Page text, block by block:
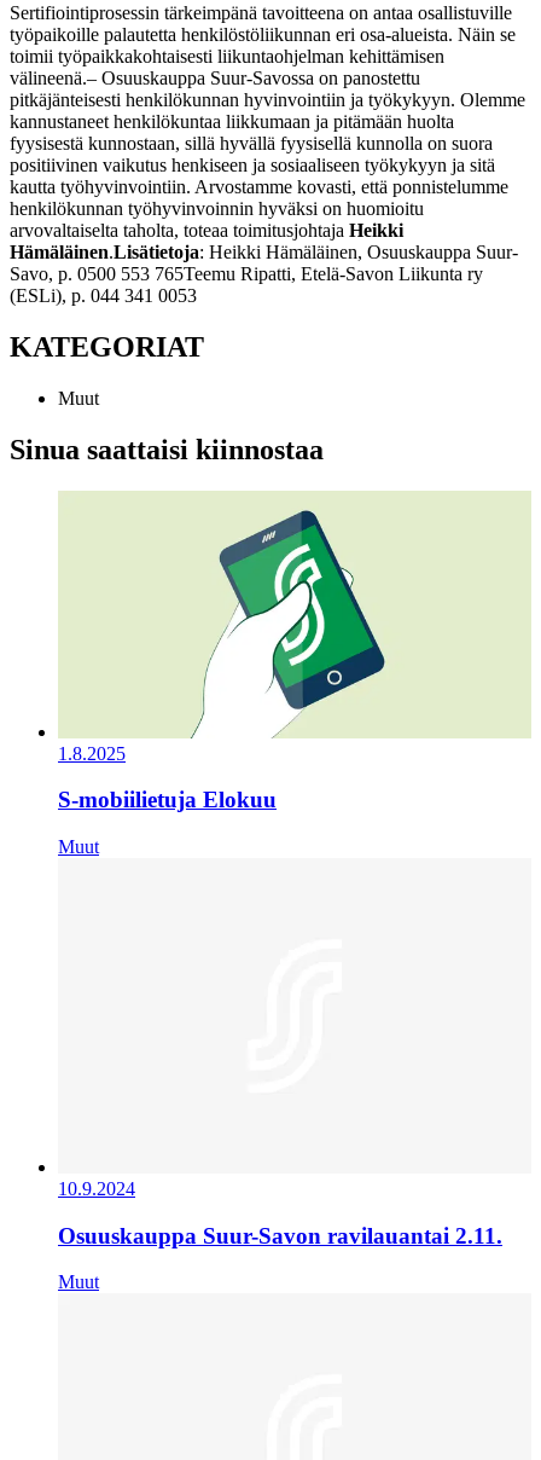
Sertifiointiprosessin tärkeimpänä tavoitteena on antaa osallistuville
työpaikoille palautetta henkilöstöliikunnan eri osa-alueista. Näin se
toimii työpaikkakohtaisesti liikuntaohjelman kehittämisen
välineenä.– Osuuskauppa Suur-Savossa on panostettu
pitkäjänteisesti henkilökunnan hyvinvointiin ja työkykyyn. Olemme
kannustaneet henkilökuntaa liikkumaan ja pitämään huolta
fyysisestä kunnostaan, sillä hyvällä fyysisellä kunnolla on suora
positiivinen vaikutus henkiseen ja sosiaaliseen työkykyyn ja sitä
kautta työhyvinvointiin. Arvostamme kovasti, että ponnistelumme
henkilökunnan työhyvinvoinnin hyväksi on huomioitu
arvovaltaiselta taholta, toteaa toimitusjohtaja Heikki
Hämäläinen.Lisätietoja: Heikki Hämäläinen, Osuuskauppa Suur-
Savo, p. 0500 553 765Teemu Ripatti, Etelä-Savon Liikunta ry
(ESLi), p. 044 341 0053
KATEGORIAT
Muut
Sinua saattaisi kiinnostaa
1.8.2025
S-mobiilietuja Elokuu
Muut
10.9.2024
Osuuskauppa Suur-Savon ravilauantai 2.11.
Muut